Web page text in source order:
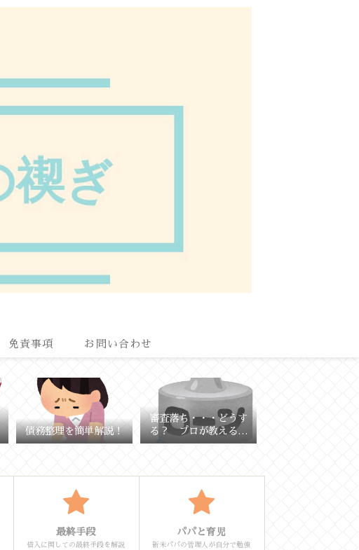
免責事項 お問い合わせ
債務整理を簡単解説！
審査落ち・・・どうす
る？ プロが教える理
由と対策
最終手段
借入に関しての最終手段を解説
パパと育児
新米パパの管理人が自分で勉強